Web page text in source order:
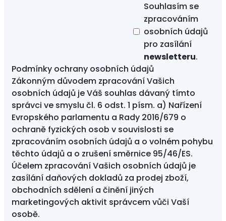
Souhlasím se
zpracováním
osobních údajů
pro zasílání
newsletteru.
Podmínky ochrany osobních údajů
Zákonným důvodem zpracování Vašich
osobních údajů je Váš souhlas dávaný tímto
správci ve smyslu čl. 6 odst. 1 písm. a) Nařízení
Evropského parlamentu a Rady 2016/679 o
ochraně fyzických osob v souvislosti se
zpracováním osobních údajů a o volném pohybu
těchto údajů a o zrušení směrnice 95/46/ES.
Účelem zpracování Vašich osobních údajů je
zasílání daňových dokladů za prodej zboží,
obchodních sdělení a činění jiných
marketingových aktivit správcem vůči Vaší
osobě.